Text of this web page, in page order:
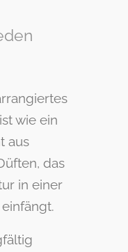
wie ein
aus
das
in einer